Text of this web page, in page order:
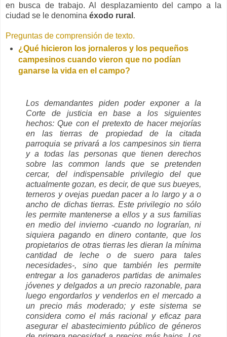
en busca de trabajo. Al desplazamiento del campo a la
ciudad se le denomina éxodo rural .
Preguntas de comprensión de texto.
¿Qué hicieron los jornaleros y los pequeños
campesinos cuando vieron que no podían
ganarse la vida en el campo?
Los demandantes piden poder exponer a la
Corte de justicia en base a los siguientes
hechos: Que con el pretexto de hacer mejorías
en las tierras de propiedad de la citada
parroquia se privará a los campesinos sin tierra
y a todas las personas que tienen derechos
sobre las common lands que se pretenden
cercar, del indispensable privilegio del que
actualmente gozan, es decir, de que sus bueyes,
terneros y ovejas puedan pacer a lo largo y a o
ancho de dichas tierras. Este privilegio no sólo
les permite mantenerse a ellos y a sus familias
en medio del invierno -cuando no lograrían, ni
siquiera pagando en dinero contante, que los
propietarios de otras tierras les dieran la mínima
cantidad de leche o de suero para tales
necesidades-, sino que también les permite
entregar a los ganaderos partidas de animales
jóvenes y delgados a un precio razonable, para
luego engordarlos y venderlos en el mercado a
un precio más moderado; y este sistema se
considera como el más racional y eficaz para
asegurar el abastecimiento público de géneros